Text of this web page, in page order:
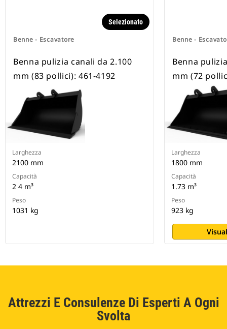
Benne - Escavatore
Selezionato
Benna pulizia canali da 2.100
mm (83 pollici): 461-4192
Larghezza
2100 mm
Capacità
2 4 m³
Peso
1031 kg
Benne -
Benna
mm (72
Larghezza
1800 mm
Capacità
1.73 m³
Peso
923 kg
Attrezzi E Consulenze Di Esperti A Ogni
Svolta